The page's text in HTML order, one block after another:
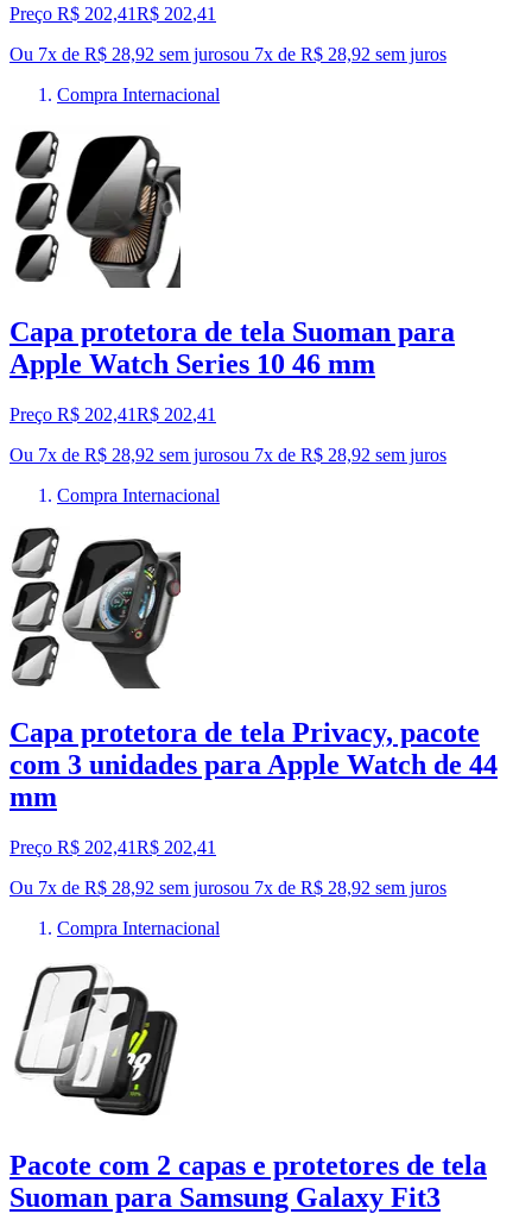
Preço R$ 202,41R$ 202,41
Ou 7x de R$ 28,92 sem jurosou 7x de R$ 28,92 sem juros
Compra Internacional
Capa protetora de tela Suoman para
Apple Watch Series 10 46 mm
Preço R$ 202,41R$ 202,41
Ou 7x de R$ 28,92 sem jurosou 7x de R$ 28,92 sem juros
Compra Internacional
Capa protetora de tela Privacy, pacote
com 3 unidades para Apple Watch de 44
mm
Preço R$ 202,41R$ 202,41
Ou 7x de R$ 28,92 sem jurosou 7x de R$ 28,92 sem juros
Compra Internacional
Pacote com 2 capas e protetores de tela
Suoman para Samsung Galaxy Fit3